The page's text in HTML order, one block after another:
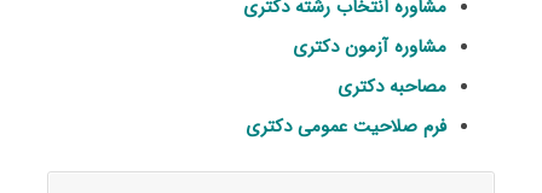
مشاوره انتخاب رشته دکتری
مشاوره آزمون دکتری
مصاحبه دکتری
فرم صلاحیت عمومی دکتری